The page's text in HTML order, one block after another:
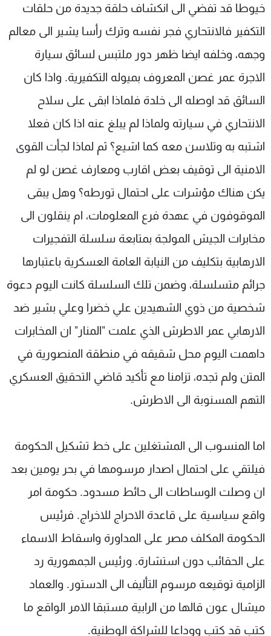
خيوطا قد تفضي الى انكشاف حلقة جديدة من حلقات
التكفير فالانتحاري فجر نفسه وترك رأسا يشير الى معالم
وجهه، وخلفه ايضا ظهر دور ملتبس لسائق سيارة
الاجرة عمر غصن المعروف بميوله التكفيرية. واذا كان
السائق قد اوصله الى خلدة فلماذا ابقى على سلاح
الانتحاري في سيارته ولماذا لم يبلغ عنه اذا كان فعلا
اشتبه به وتلاسن معه كما اشيع؟ ثم لماذا لجأت القوى
الامنية الى توقيف بعض اقارب ومعارف غصن لو لم
يكن هناك مؤشرات على احتمال تورطه؟ وهل يبقى
الموقوفون في عهدة فرع المعلومات، ام ينقلون الى
مخابرات الجيش المولجة بمتابعة سلسلة التفجيرات
الارهابية بتكليف من النيابة العامة العسكرية باعتبارها
جرائم متسلسلة، وضمن تلك السلسلة كانت اليوم دعوة
شخصية من ذوي الشهيدين علي خضرا وعلي بشير ضد
الارهابي عمر الاطرش الذي علمت "المنار" ان المخابرات
داهمت اليوم محل شقيقه في منطقة المنصورية في
المتن ولم تجده، تزامنا مع تأكيد قاضي التحقيق العسكري
التهم المسنوبة الى الاطرش.
اما المنسوب الى المشتغلين على خط تشكيل الحكومة
فيلتقي على احتمال اصدار مرسومها في بحر يومين بعد
ان وصلت الوساطات الى حائط مسدود. حكومة امر
واقع سياسية على قاعدة الاحراج للاخراج. فرئيس
الحكومة المكلف مصر على المداورة واسقاط الاسماء
على الحقائب دون استشارة. ورئيس الجمهورية رد
الزامية توقيعه مرسوم التأليف الى الدستور. والعماد
ميشال عون قالها من الرابية مستبقا الامر الواقع ما
كتب قد كتب ووداعا للشراكة الوطنية.